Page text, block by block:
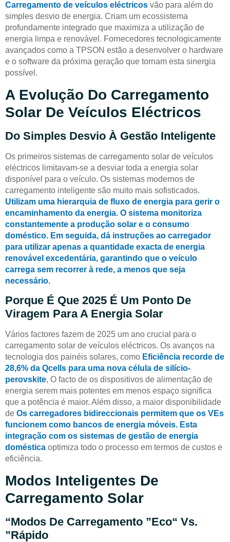
Carregamento de veículos eléctricos vão para além do
simples desvio de energia. Criam um ecossistema
profundamente integrado que maximiza a utilização de
energia limpa e renovável. Fornecedores tecnologicamente
avançados como a TPSON estão a desenvolver o hardware
e o software da próxima geração que tornam esta sinergia
possível.
A Evolução Do Carregamento
Solar De Veículos Eléctricos
Do Simples Desvio À Gestão Inteligente
Os primeiros sistemas de carregamento solar de veículos
eléctricos limitavam-se a desviar toda a energia solar
disponível para o veículo. Os sistemas modernos de
carregamento inteligente são muito mais sofisticados.
Utilizam uma hierarquia de fluxo de energia para gerir o
encaminhamento da energia. O sistema monitoriza
constantemente a produção solar e o consumo
doméstico. Em seguida, dá instruções ao carregador
para utilizar apenas a quantidade exacta de energia
renovável excedentária, garantindo que o veículo
carrega sem recorrer à rede, a menos que seja
necessário.
Porque É Que 2025 É Um Ponto De
Viragem Para A Energia Solar
Vários factores fazem de 2025 um ano crucial para o
carregamento solar de veículos eléctricos. Os avanços na
tecnologia dos painéis solares, como Eficiência recorde de
28,6% da Qcells para uma nova célula de silício-
perovskite, O facto de os dispositivos de alimentação de
energia serem mais potentes em menos espaço significa
que a potência é maior. Além disso, a maior disponibilidade
de Os carregadores bidireccionais permitem que os VEs
funcionem como bancos de energia móveis. Esta
integração com os sistemas de gestão de energia
doméstica optimiza todo o processo em termos de custos e
eficiência.
Modos Inteligentes De
Carregamento Solar
“Modos De Carregamento ”Eco“ Vs.
”Rápido